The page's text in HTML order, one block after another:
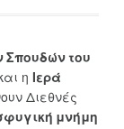
Σπουδών του
η
Ιερά
Διεθνές
μνήμη